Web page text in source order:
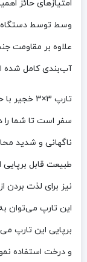
امتیازهای حائز
وسط توسط دستگاه
علاوه بر مقاومت
آب‌بندی کامل شده
تارپ 3×3
سفر است تا شما را
ناگهانی و شدید
طبیعت قابل
نیز برای لذت بردن
این تارپ می‌توان
برپایی این تارپ
و درخت استفاده